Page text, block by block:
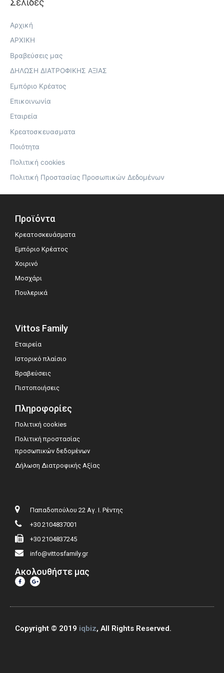
Αρχική
ΑΡΧΙΚΗ
Βραβεύσεις μας
ΔΗΛΩΣΗ ΔΙΑΤΡΟΦΙΚΗΣ ΑΞΙΑΣ
Εμπόριο Κρέατος
Επικοινωνία
Εταιρεία
Κρεατοσκευασματα
Ποιότητα
Πολιτική cookies
Πολιτική Προστασίας Προσωπικών Δεδομένων
Προϊόντα
Κρεατοσκευάσματα
Εμπόριο Κρέατος
Χοιρινό
Μοσχάρι
Πουλερικά
Vittos Family
Εταιρεία
Ιστορικό πλαίσιο
Βραβεύσεις
Πιστοποιήσεις
Πληροφορίες
Πολιτική cookies
Πολιτική προστασίας
προσωπικών δεδομένων
Δήλωση Διατροφικής Αξίας
Παπαδοπούλου 22 Αγ. Ι. Ρέντης
+30 2104837001
+30 2104837245
info@vittosfamily.gr
Ακολουθήστε μας
Copyright © 2019 iqbiz, All Rights Reserved.